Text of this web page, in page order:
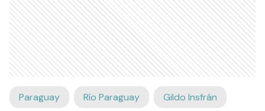
Paraguay Río Paraguay Gildo Insfrán